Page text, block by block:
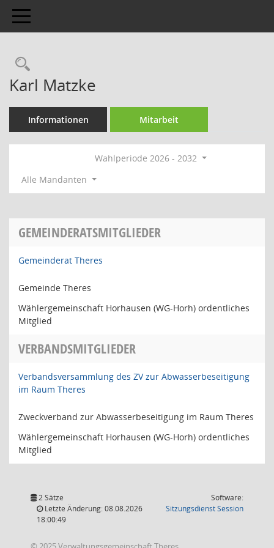
Toggle navigation
Rechercheauswahl
Karl Matzke
Informationen Mitarbeit
Wahlperiode 2026 - 2032
Alle Mandanten
GEMEINDERATSMITGLIEDER
Gemeinderat Theres
Gemeinde Theres
Wählergemeinschaft Horhausen (WG-Horh) ordentliches
Mitglied
VERBANDSMITGLIEDER
Verbandsversammlung des ZV zur Abwasserbeseitigung
im Raum Theres
Zweckverband zur Abwasserbeseitigung im Raum Theres
Wählergemeinschaft Horhausen (WG-Horh) ordentliches
Mitglied
2 Sätze
Letzte Änderung: 08.08.2026
18:00:49
Software:
SitzungsdienstSession(Wird in